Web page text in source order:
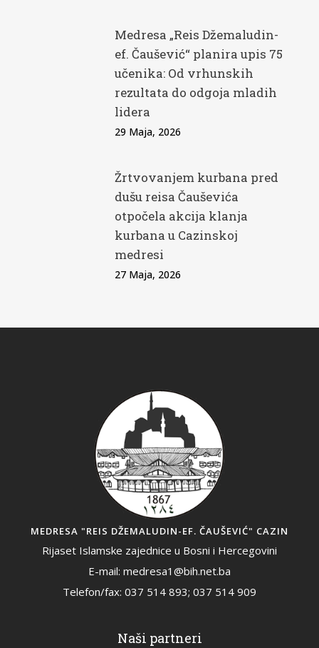
Medresa „Reis Džemaludin-
ef. Čaušević“ planira upis 75
učenika: Od vrhunskih
rezultata do odgoja mladih
lidera
29 Maja, 2026
Žrtvovanjem kurbana pred
dušu reisa Čauševića
otpočela akcija klanja
kurbana u Cazinskoj
medresi
27 Maja, 2026
MEDRESA "REIS DŽEMALUDIN-EF. ČAUŠEVIĆ" CAZIN
Rijaset Islamske zajednice u Bosni i Hercegovini
E-mail: medresa1@bih.net.ba
Telefon/fax: 037 514 893; 037 514 909
Naši partneri